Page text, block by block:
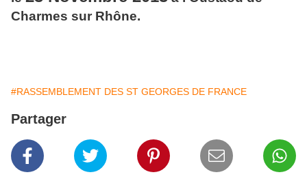
Charmes sur Rhône.
#RASSEMBLEMENT DES ST GEORGES DE FRANCE
Partager